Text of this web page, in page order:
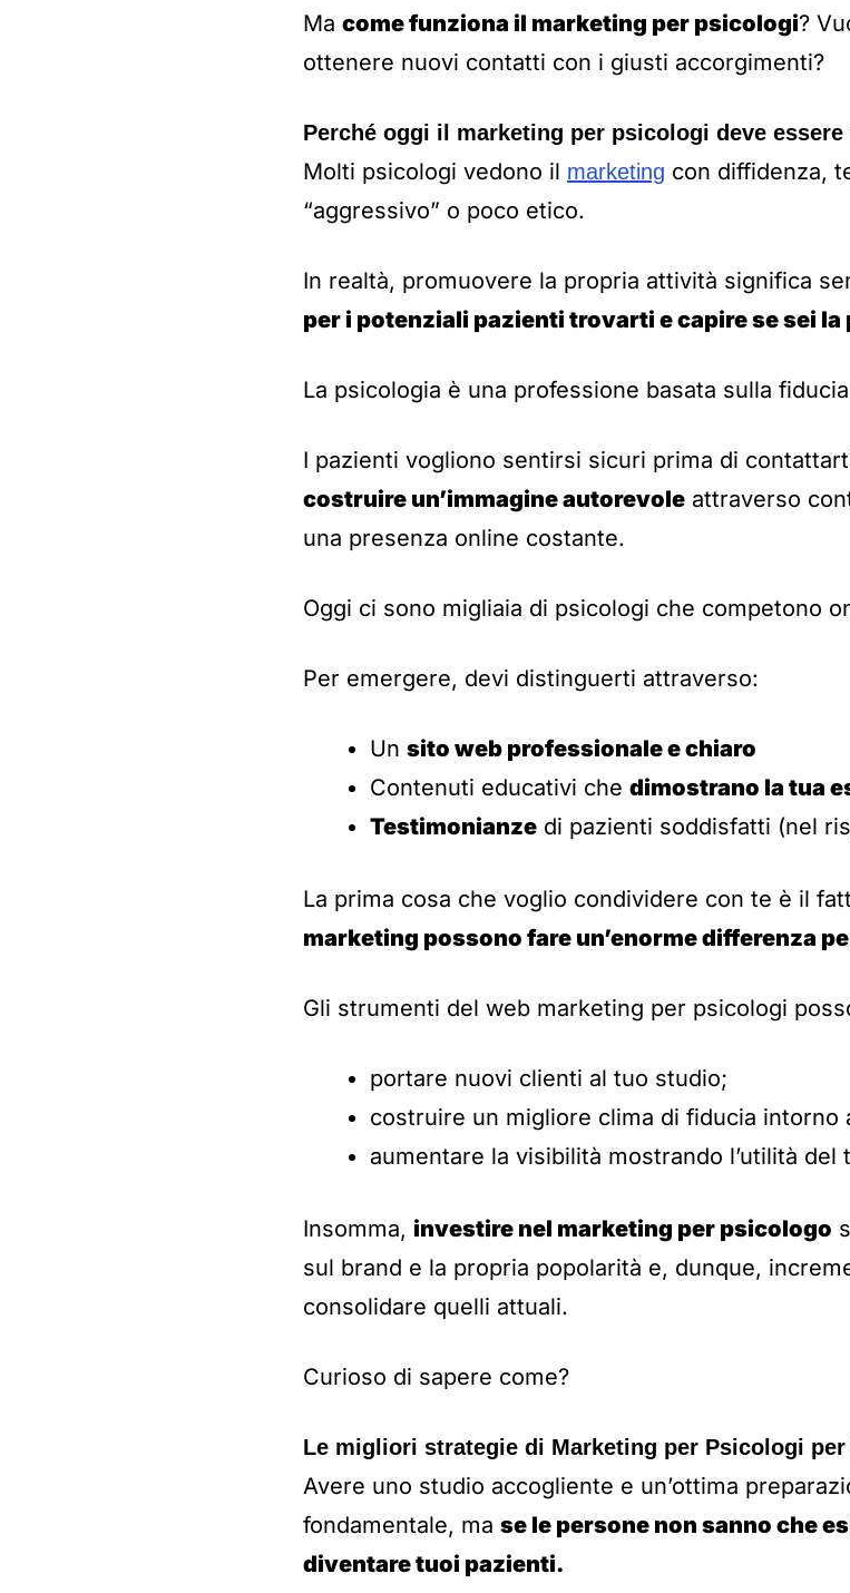
Ma come funziona il marketing per psicologi?
ottenere nuovi contatti con i giusti accorgimenti?
Perché oggi il marketing per psicologi deve
Molti psicologi vedono il marketing con diffidenza,
“aggressivo” o poco etico.
In realtà, promuovere la propria attività significa
per i potenziali pazienti trovarti e capire se sei
La psicologia è una professione basata sulla
I pazienti vogliono sentirsi sicuri prima di
costruire un’immagine autorevole attraverso
una presenza online costante.
Oggi ci sono migliaia di psicologi che competono
Per emergere, devi distinguerti attraverso:
Un sito web professionale e chiaro
Contenuti educativi che dimostrano la tua
Testimonianze di pazienti soddisfatti (nel
La prima cosa che voglio condividere con te è il
marketing possono fare un’enorme differenza
Gli strumenti del web marketing per psicologi
portare nuovi clienti al tuo studio;
costruire un migliore clima di fiducia intorno
aumentare la visibilità mostrando l’utilità del
Insomma, investire nel marketing per psicologo
sul brand e la propria popolarità e, dunque,
consolidare quelli attuali.
Curioso di sapere come?
Le migliori strategie di Marketing per Psicologi
Avere uno studio accogliente e un’ottima
fondamentale, ma se le persone non sanno che
diventare tuoi pazienti.